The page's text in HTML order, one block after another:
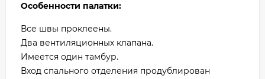
Особенности палатки:
Все швы проклеены.
Два вентиляционных клапана.
Имеется один тамбур.
Вход спального отделения продублирован